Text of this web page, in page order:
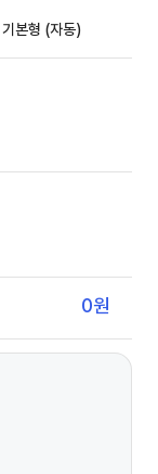
기본형 (자동)
0원